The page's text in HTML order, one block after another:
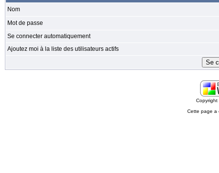
Nom
Mot de passe
Se connecter automatiquement
Ajoutez moi à la liste des utilisateurs actifs
Cette page a